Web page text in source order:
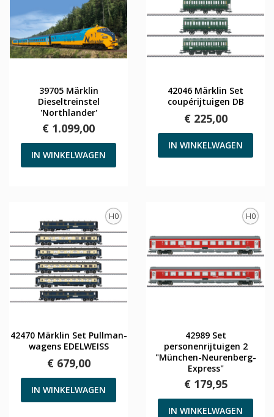
39705 Märklin
Dieseltreinstel
'Northlander'
€ 1.099,00
IN WINKELWAGEN
42046 Märklin Set
coupérijtuigen DB
€ 225,00
IN WINKELWAGEN
H0
42470 Märklin Set Pullman-
wagens EDELWEISS
€ 679,00
IN WINKELWAGEN
H0
42989 Set
personenrijtuigen 2
"München-Neurenberg-
Express"
€ 179,95
IN WINKELWAGEN